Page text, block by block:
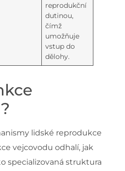
reprodukční
dutinou,
čímž
umožňuje
vstup do
dělohy.
lidské reprodukce
vejcovodu odhalí, jak
specializovaná struktura